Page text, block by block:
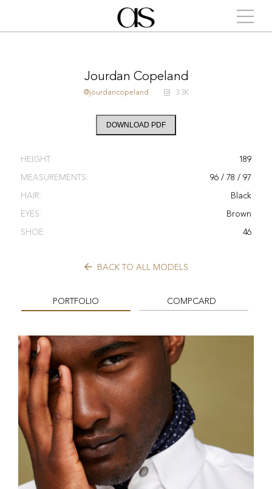
Jourdan Copeland
@jourdancopeland 3.3K
DOWNLOAD PDF
HEIGHT: 189
MEASUREMENTS: 96 / 78 / 97
HAIR: Black
EYES: Brown
SHOE: 46
BACK TO ALL MODELS
PORTFOLIO COMPCARD